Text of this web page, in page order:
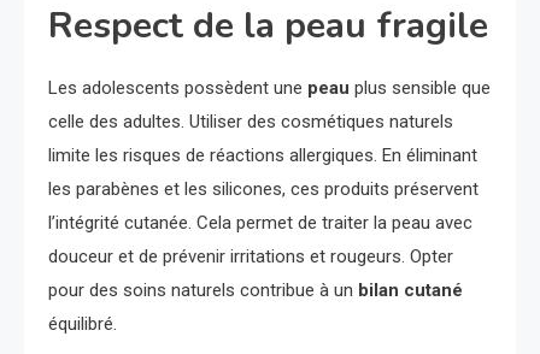
Respect de la peau fragile
Les adolescents possèdent une peau plus sensible que
celle des adultes. Utiliser des cosmétiques naturels
limite les risques de réactions allergiques. En éliminant
les parabènes et les silicones, ces produits préservent
l’intégrité cutanée. Cela permet de traiter la peau avec
douceur et de prévenir irritations et rougeurs. Opter
pour des soins naturels contribue à un bilan cutané
équilibré.